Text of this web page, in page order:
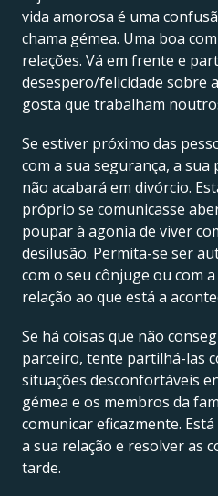
vida amorosa é uma
chama gémea. Uma boa
relações. Vá em frente e
desespero/felicidade sobre
gosta que trabalham
Se estiver próximo das
com a sua segurança, a sua
não acabará em divórcio.
próprio se comunicasse
poupar à agonia de viver
desilusão. Permita-se ser
com o seu cônjuge ou com a
relação ao que está a
Se há coisas que não
parceiro, tente partilhá-las
situações desconfortáveis
gémea e os membros da
comunicar eficazmente.
a sua relação e resolver as
tarde.